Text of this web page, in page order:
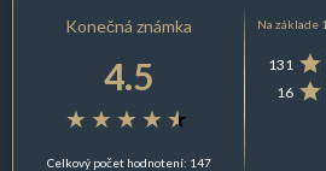
Konečná známka
4.5
Celkový počet hodnotení: 147
Na základe
131
16